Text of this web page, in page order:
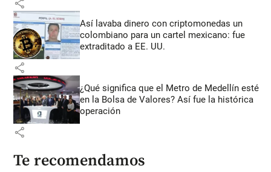
Así lavaba dinero con criptomonedas un
colombiano para un cartel mexicano: fue
extraditado a EE. UU.
share
¿Qué significa que el Metro de Medellín esté
en la Bolsa de Valores? Así fue la histórica
operación
share
Te recomendamos